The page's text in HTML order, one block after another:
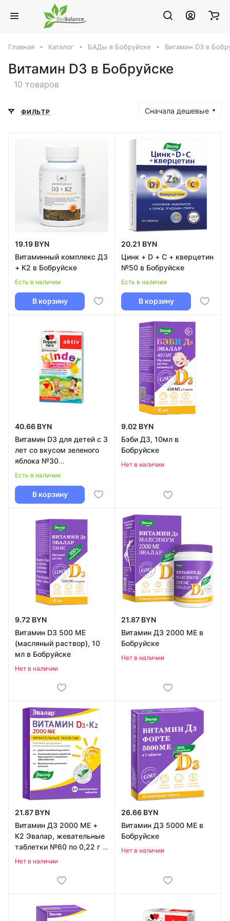
Главная Каталог БАДы в Бобруйске Витамин D3 в
Витамин D3 в Бобруйске
10 товаров
ФИЛЬТР Сначала дешевые
19.19 BYN
Витаминный комплекс Д3
+ К2 в Бобруйске
Есть в наличии
В корзину
20.21 BYN
Цинк + D + C + кверцетин
№50 в Бобруйске
Есть в наличии
В корзину
40.66 BYN
Витамин D3 для детей с 3
лет со вкусом зеленого
яблока №30
Доппельгерц® Kinder в
Есть в наличии
В корзину
9.02 BYN
Бэби Д3, 10мл в
Бобруйске
Нет в наличии
9.72 BYN
Витамин D3 500 МЕ
(масляный раствор), 10
мл в Бобруйске
Нет в наличии
21.87 BYN
Витамин Д3 2000 МЕ в
Бобруйске
Нет в наличии
21.87 BYN
Витамин Д3 2000 МЕ +
К2 Эвалар, жевательные
таблетки №60 по 0,22 г в
Бобруйске
Нет в наличии
26.66 BYN
Витамин Д3 5000 МЕ в
Бобруйске
Нет в наличии